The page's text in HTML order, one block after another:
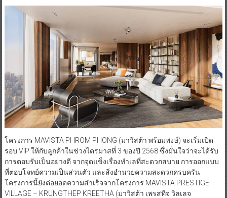
โครงการ MAVISTA PHROM PHONG (มาวิสต้า พร้อมพงษ์) จะเริ่มเปิด
รอบ VIP ให้กับลูกค้าในช่วงไตรมาสที่ 3 ของปี 2568 ซึ่งมั่นใจว่าจะได้รับ
การตอบรับเป็นอย่างดี จากจุดแข็งเรื่องทำเลที่สะดวกสบาย การออกแบบ
ที่ตอบโจทย์ความเป็นส่วนตัว และสิ่งอำนวยความสะดวกครบครัน
โครงการนี้ยังต่อยอดความสำเร็จจากโครงการ MAVISTA PRESTIGE
VILLAGE – KRUNGTHEP KREETHA (มาวิสต้า เพรสทีจ วิลเลจ